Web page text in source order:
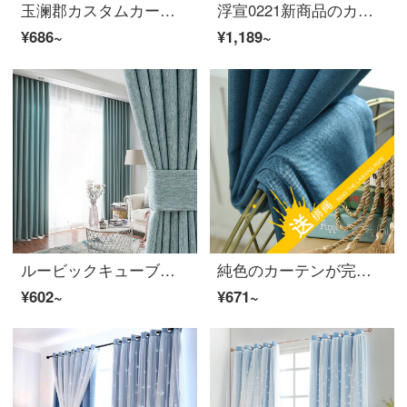
玉澜郡カスタムカーテンの仕上がりは簡単です。現代北欧風の星の形は透き通っています。暖かい韓国式のドトーンネットの赤いレンタルルームの二階建ての日焼け止めカーテンの遮光寝室の少女の二階建ての星の灰色の2.0幅*2.7の高さを調整できます。
¥686~
浮宣0221新商品のカーテンカートゥーンの刺繍を組み合わせて色を注文して子供部屋の青い新型の遮光布の断熱小魚イルカのカーテンに一メートルの価格/穴あけ加工
¥1,189~
ルービックキューブ遮光現代カーテン製品は北欧スタイルのオーダーメイドリビングルーム書斎の窓から床に落ちた綿麻*婉清-3207-ネイビー1メートルのオーダーメイド価格
¥602~
純色のカーテンが完成品のリビングルームのバルコニーのカーテンが付いています。全シェードが部屋のカーテンの布地をレンタルします。青い幅2.5*高い2.0 m-フック加工-1枚
¥671~